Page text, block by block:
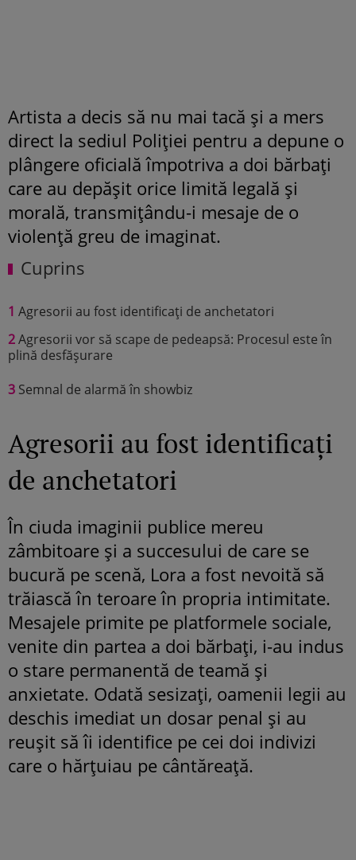
Artista a decis să nu mai tacă și a mers
direct la sediul Poliției pentru a depune o
plângere oficială împotriva a doi bărbați
care au depășit orice limită legală și
morală, transmițându-i mesaje de o
violență greu de imaginat.
Cuprins
1 Agresorii au fost identificați de anchetatori
2Agresorii vor să scape de pedeapsă: Procesul este în
plină desfășurare
3 Semnal de alarmă în showbiz
Agresorii au fost identificați
de anchetatori
În ciuda imaginii publice mereu
zâmbitoare și a succesului de care se
bucură pe scenă, Lora a fost nevoită să
trăiască în teroare în propria intimitate.
Mesajele primite pe platformele sociale,
venite din partea a doi bărbați, i-au indus
o stare permanentă de teamă și
anxietate. Odată sesizați, oamenii legii au
deschis imediat un dosar penal și au
reușit să îi identifice pe cei doi indivizi
care o hărțuiau pe cântăreață.